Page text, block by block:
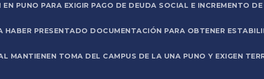
PUNO PARA EXIGIR PAGO DE DEUDA SOCIAL E INCREMENTO DE
HABER PRESENTADO DOCUMENTACIÓN PARA OBTENER
MANTIENEN TOMA DEL CAMPUS DE LA UNA PUNO Y EXIGEN